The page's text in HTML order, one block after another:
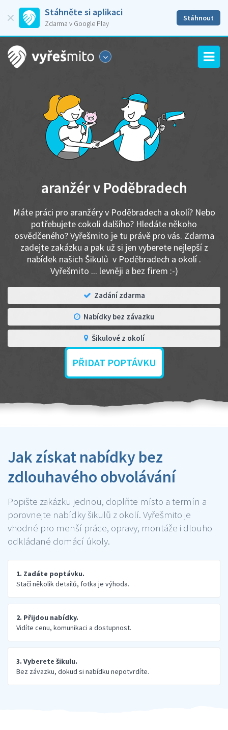
Stáhněte si aplikaci
Zdarma v Google Play
Stáhnout
aranžér v Poděbradech
Máte práci pro aranžéry v Poděbradech a okolí? Nebo
potřebujete cokoli dalšího? Hledáte někoho
osvědčeného? Vyřešmito je tu právě pro vás. Zdarma
zadejte zakázku a pak už si jen vyberete nejlepší z
nabídek našich Šikulů v Poděbradech a okolí .
Vyřešmito ... levněji a bez firem :-)
Zadání zdarma
Nabídky bez závazku
Šikulové z okolí
PŘIDAT POPTÁVKU
Jak získat nabídky bez
zdlouhavého obvolávání
Popište zakázku jednou, doplňte místo a termín a
porovnejte nabídky šikulů z okolí. Vyřešmito je
vhodné pro menší práce, opravy, montáže i dlouho
odkládané domácí úkoly.
1. Zadáte poptávku.
Stačí několik detailů, fotka je výhoda.
2. Přijdou nabídky.
Vidíte cenu, komunikaci a dostupnost.
3. Vyberete šikulu.
Bez závazku, dokud si nabídku nepotvrdíte.